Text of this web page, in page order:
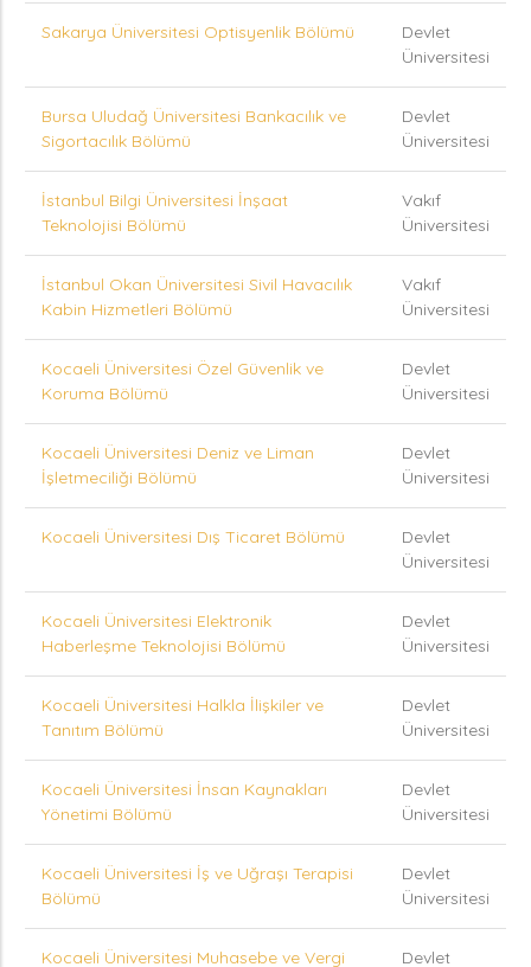
Sakarya Üniversitesi Optisyenlik Bölümü
Devlet
Üniversitesi
Bursa Uludağ Üniversitesi Bankacılık ve
Sigortacılık Bölümü
Devlet
Üniversitesi
İstanbul Bilgi Üniversitesi İnşaat
Teknolojisi Bölümü
Vakıf
Üniversitesi
İstanbul Okan Üniversitesi Sivil Havacılık
Kabin Hizmetleri Bölümü
Vakıf
Üniversitesi
Kocaeli Üniversitesi Özel Güvenlik ve
Koruma Bölümü
Devlet
Üniversitesi
Kocaeli Üniversitesi Deniz ve Liman
İşletmeciliği Bölümü
Devlet
Üniversitesi
Kocaeli Üniversitesi Dış Ticaret Bölümü
Devlet
Üniversitesi
Kocaeli Üniversitesi Elektronik
Haberleşme Teknolojisi Bölümü
Devlet
Üniversitesi
Kocaeli Üniversitesi Halkla İlişkiler ve
Tanıtım Bölümü
Devlet
Üniversitesi
Kocaeli Üniversitesi İnsan Kaynakları
Yönetimi Bölümü
Devlet
Üniversitesi
Kocaeli Üniversitesi İş ve Uğraşı Terapisi
Bölümü
Devlet
Üniversitesi
Kocaeli Üniversitesi Muhasebe ve Vergi Devlet